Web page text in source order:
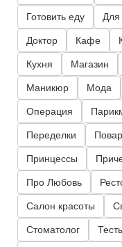
Готовить еду Для
Доктор Кафе
Кухня Магазин
Маникюр Мода
Операция
Переделки Повар
Принцессы
Про Любовь
Салон красоты
Стоматолог